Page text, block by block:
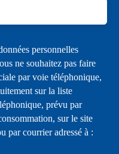
personnelles
ne souhaitez pas faire
par voie téléphonique,
sur la liste
prévu par
sur le site
par courrier adressé à :